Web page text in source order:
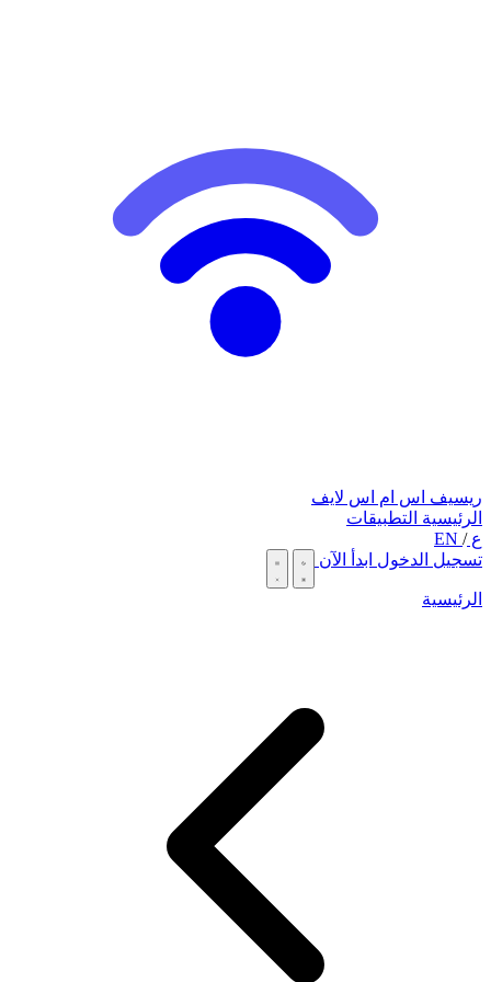
ريسيف اس ام اس لايف
الرئيسية التطبيقات
ع/
تسجيل الدخول ابدأ الآن
الرئيسية